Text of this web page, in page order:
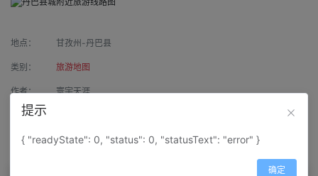
地点： 甘孜州-丹巴县
类别： 旅游地图
作者： 寰宇天涯
来源：
属性： 地图属性： 地图类型-交通线路图
提示
{ "readyState": 0, "status": 0, "statusText": "error" }
确定